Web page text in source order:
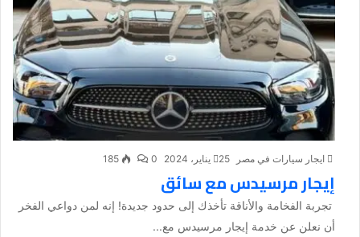
ايجار سيارات في مصر 25 يناير، 2024 0
185
إيجار مرسيدس مع سائق
تجربة الفخامة والأناقة تأخذك إلى حدود جديدة! إنه لمن دواعي الفخر
أن نعلن عن خدمة إيجار مرسيدس مع...